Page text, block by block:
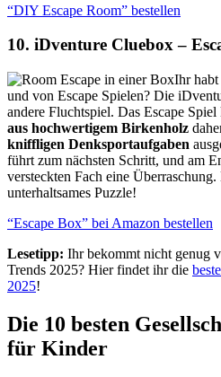
“DIY Escape Room” bestellen
10. iDventure Cluebox –
Ihr habt
und von Escape Spielen? Die
andere Fluchtspiel. Das Escape
aus hochwertigem Birkenholz
kniffligen Denksportaufgaben
führt zum nächsten Schritt, und am
versteckten Fach eine
unterhaltsames Puzzle!
“Escape Box” bei Amazon bestellen
Lesetipp: Ihr bekommt nicht genug
Trends 2025? Hier findet ihr die
2025!
Die 10 besten
für Kinder